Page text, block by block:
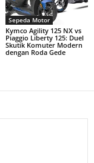
Sepeda Motor
Kymco Agility 125 NX vs
Piaggio Liberty 125: Duel
Skutik Komuter Modern
dengan Roda Gede